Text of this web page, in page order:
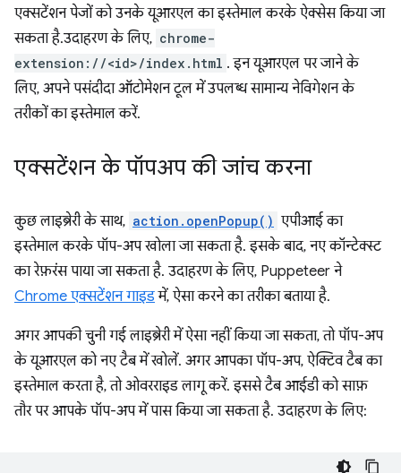
एक्सटेंशन पेजों को उनके यूआरएल का इस्तेमाल करके ऐक्सेस किया जा
सकता है.उदाहरण के लिए, chrome-
extension://<id>/index.html . इन यूआरएल पर जाने के
लिए, अपने पसंदीदा ऑटोमेशन टूल में उपलब्ध सामान्य नेविगेशन के
तरीकों का इस्तेमाल करें.
एक्सटेंशन के पॉपअप की जांच करना
कुछ लाइब्रेरी के साथ, action.openPopup() एपीआई का
इस्तेमाल करके पॉप-अप खोला जा सकता है. इसके बाद, नए कॉन्टेक्स्ट
का रेफ़रंस पाया जा सकता है. उदाहरण के लिए, Puppeteer ने
Chrome एक्सटेंशन गाइडमें, ऐसा करने का तरीका बताया है.
अगर आपकी चुनी गई लाइब्रेरी में ऐसा नहीं किया जा सकता, तो पॉप-अप
के यूआरएल को नए टैब में खोलें. अगर आपका पॉप-अप, ऐक्टिव टैब का
इस्तेमाल करता है, तो ओवरराइड लागू करें. इससे टैब आईडी को साफ़
तौर पर आपके पॉप-अप में पास किया जा सकता है. उदाहरण के लिए: